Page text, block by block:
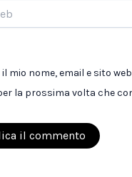
il mio nome, email e sito
la prossima volta che